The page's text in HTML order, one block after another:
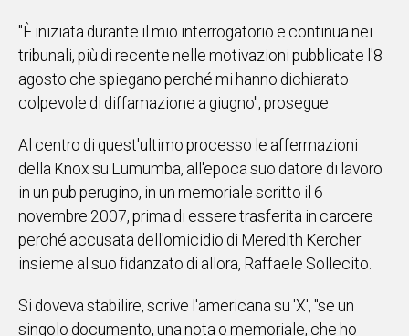
VIDEO
Vai
UNISCITI
AL CANALE
WHATSAPP
Social
"È iniziata durante il mio interrogatorio e continua nei
tribunali, più di recente nelle motivazioni pubblicate l'8
agosto che spiegano perché mi hanno dichiarato
colpevole di diffamazione a giugno", prosegue.
Al centro di quest'ultimo processo le affermazioni
della Knox su Lumumba, all'epoca suo datore di lavoro
in un pub perugino, in un memoriale scritto il 6
novembre 2007, prima di essere trasferita in carcere
perché accusata dell'omicidio di Meredith Kercher
insieme al suo fidanzato di allora, Raffaele Sollecito.
Si doveva stabilire, scrive l'americana su 'X', "se un
singolo documento, una nota o memoriale, che ho